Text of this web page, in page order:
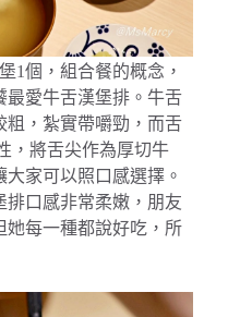
1個，組合餐的概念，
最愛牛舌漢堡排。牛舌
粗，紮實帶嚼勁，而舌
，將舌尖作為厚切牛
家可以照口感選擇。
排口感非常柔嫩，朋友
她每一種都說好吃，所